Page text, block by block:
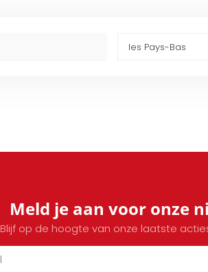
Meld je aan voor onze
Blijf op de hoogte van onze laatste